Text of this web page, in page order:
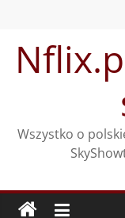
treści
Wszystko o